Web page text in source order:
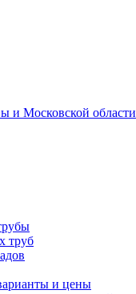
и Московской области
труб
и цены